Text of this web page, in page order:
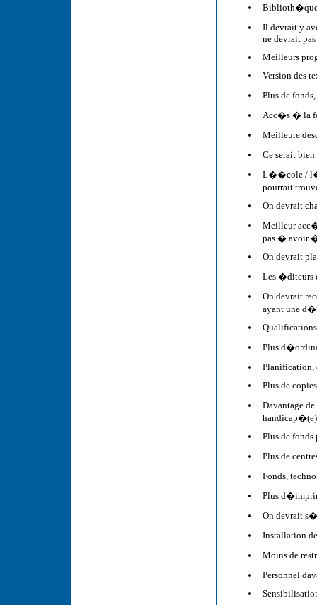
Biblioth�que
Il devrait y
ne devrait
Meilleurs
Version des
Plus de
Acc�s � la
Meilleure
Ce serait
L��cole /
pourrait
On devrait
Meilleur
pas � avoir
On devrait
Les �diteurs
On devrait
ayant une
Plus
Planification,
Plus de
Davantage
Plus de
Plus de
Fonds,
Plus
On devrait
Installation
Moins de
Personnel